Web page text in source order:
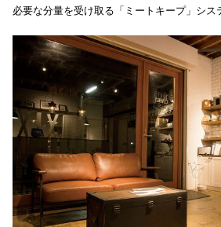
必要な分量を受け取る「ミートキープ」シス